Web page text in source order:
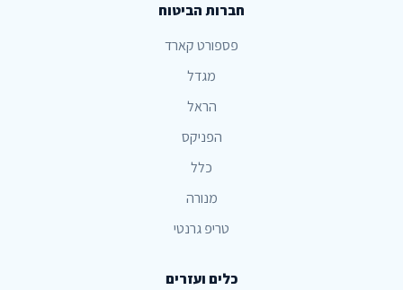
חברות הביטוח
פספורט קארד
מגדל
הראל
הפניקס
כלל
מנורה
טריפ גרנטי
כלים ועזרים